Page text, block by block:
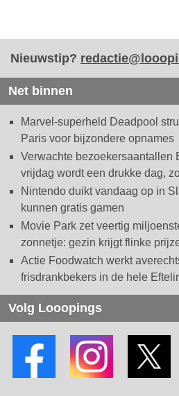
Nieuwstip?
Net binnen
Marvel-superheld Deadpool
Paris voor bijzondere opnames
Verwachte bezoekersaantallen
vrijdag wordt een drukke dag,
Nintendo duikt vandaag op in
kunnen gratis gamen
Movie Park zet veertig
zonnetje: gezin krijgt flinke
Actie Foodwatch werkt
frisdrankbekers in de hele
Volg Looopings